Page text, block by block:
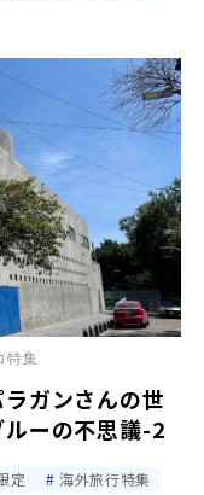
ガンさんの世
ーの不思議-2
集
定
海外旅行特集